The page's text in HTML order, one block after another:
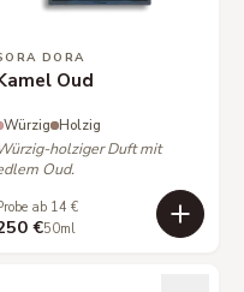
DORA
Oud
Würzig Holzig
holziger Duft mit
Oud.
ab 14 €
€50ml